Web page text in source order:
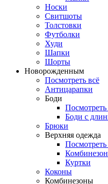
Носки
Свитшоты
Толстовки
Футболки
Худи
Шапки
Шорты
Новорожденным
Посмотреть всё
Антицарапки
Боди
Посмотреть
Боди с
Брюки
Верхняя одежда
Посмотреть
Куртки
Коконы
Комбинезоны